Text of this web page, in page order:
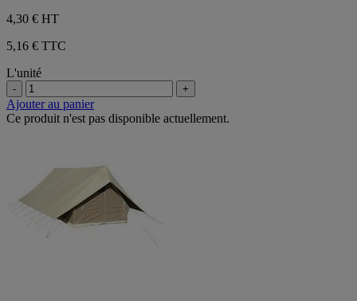
4,30 € HT
5,16 € TTC
L'unité
- +
Ajouter au panier
Ce produit n'est pas disponible actuellement.